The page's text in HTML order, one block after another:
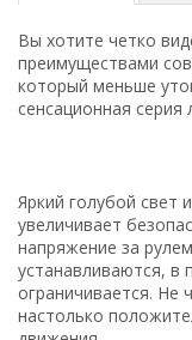
Вы хотите четко
преимуществами
который меньше
сенсационная серия
Яркий голубой свет
увеличивает
напряжение за
устанавливаются, в
ограничивается. Не
настолько